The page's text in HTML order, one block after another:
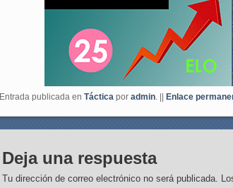
Entrada publicada en Táctica por admin. || Enlace
Deja una respuesta
Tu dirección de correo electrónico no será publicada.